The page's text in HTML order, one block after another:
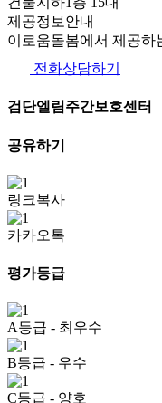
제공정보안내
이로움돌봄에서 제공하
전화상담하기
검단엘림주간보호센터
공유하기
링크복사
카카오톡
평가등급
A등급 - 최우수
B등급 - 우수
C등급 - 양호